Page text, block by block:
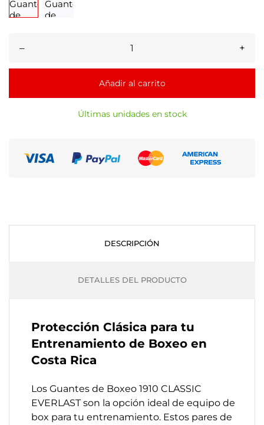
– +
Añadir al carrito
Últimas unidades en stock
DESCRIPCIÓN
DETALLES DEL PRODUCTO
Protección Clásica para tu
Entrenamiento de Boxeo en
Costa Rica
Los Guantes de Boxeo 1910 CLASSIC
EVERLAST son la opción ideal de equipo de
box para tu entrenamiento. Estos pares de